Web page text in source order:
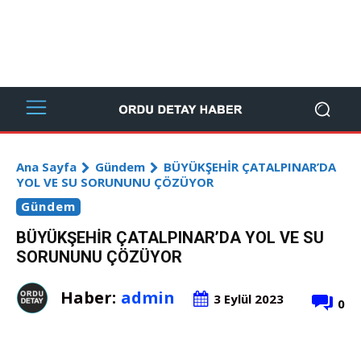
Ana Sayfa Gündem
BÜYÜKŞEHİR ÇATALPINAR’DA
YOL VE SU SORUNUNU ÇÖZÜYOR
Gündem
BÜYÜKŞEHİR ÇATALPINAR’DA YOL VE SU
SORUNUNU ÇÖZÜYOR
Haber: admin 3 Eylül 2023 0